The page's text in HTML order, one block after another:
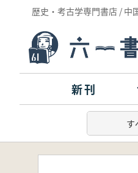
歴史・考古学専門書店 / 中
新刊